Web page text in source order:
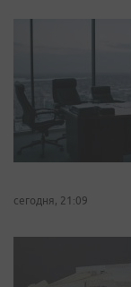
сегодня, 21:09